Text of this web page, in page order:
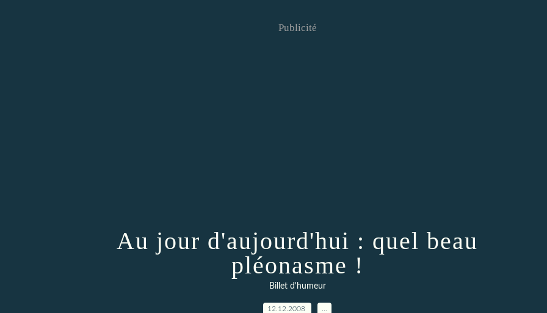
Publicité
Au jour d'aujourd'hui : quel beau
pléonasme !
Billet d'humeur
12.12.2008